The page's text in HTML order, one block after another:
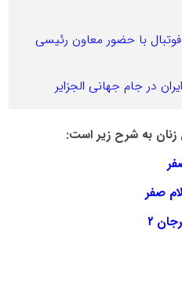
فوتبال با حضور معاون رئیسی
در جام جهانی الجزایر
زنان به شرح زیر است:
۲